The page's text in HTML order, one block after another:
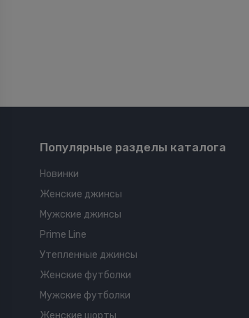
Популярные разделы каталога
Новинки
Женские джинсы
Мужские джинсы
Prime Line
Утепленные джинсы
Женские футболки
Мужские футболки